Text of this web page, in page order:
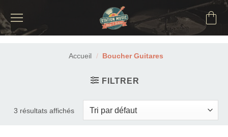
au
contenu
Accueil / Boucher Guitares
FILTRER
3 résultats affichés